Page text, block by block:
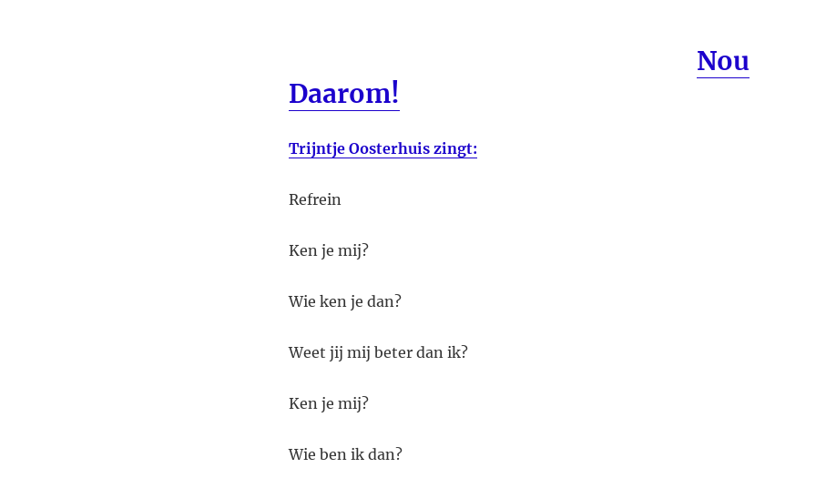
Nou
Daarom!
Trijntje Oosterhuis zingt:
Refrein
Ken je mij?
Wie ken je dan?
Weet jij mij beter dan ik?
Ken je mij?
Wie ben ik dan?